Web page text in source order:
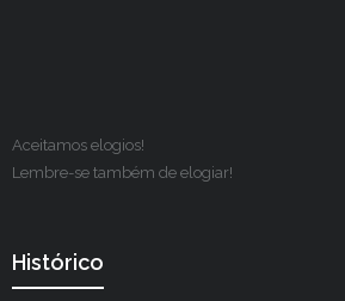
Aceitamos elogios!
Lembre-se também de elogiar!
Histórico